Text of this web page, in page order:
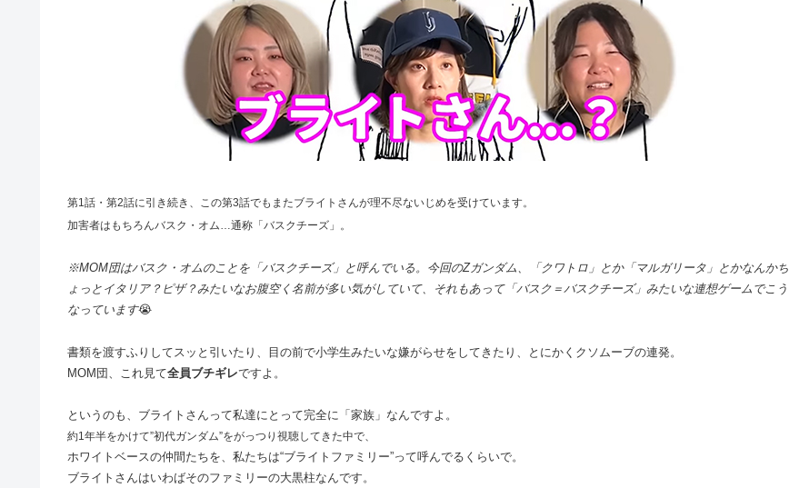
第1話・第2話に引き続き、この第3話でもまたブライトさんが理不尽ないじめを受けています。
加害者はもちろんバスク・オム…通称「バスクチーズ」。
※MOM団はバスク・オムのことを「バスクチーズ」と呼んでいる。今回のZガンダム、「クワトロ」とか「マルガリータ」とかなんかち
ょっとイタリア？ピザ？みたいなお腹空く名前が多い気がしていて、それもあって「バスク＝バスクチーズ」みたいな連想ゲームでこう
なっています😭
書類を渡すふりしてスッと引いたり、目の前で小学生みたいな嫌がらせをしてきたり、とにかくクソムーブの連発。
MOM団、これ見て全員ブチギレですよ。
というのも、ブライトさんって私達にとって完全に「家族」なんですよ。
約1年半をかけて”初代ガンダム”をがっつり視聴してきた中で、
ホワイトベースの仲間たちを、私たちは“ブライトファミリー”って呼んでるくらいで。
ブライトさんはいわばそのファミリーの大黒柱なんです。